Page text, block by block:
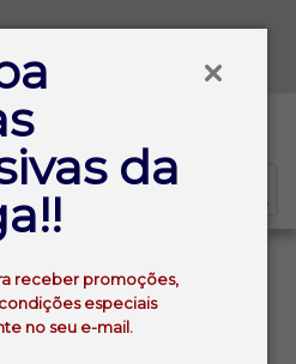
da
receber promoções,
especiais
no seu e-mail.
KG